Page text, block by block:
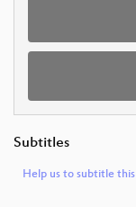
Subtitles
Help us to subtitle